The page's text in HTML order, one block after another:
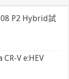
P2 Hybrid試
V e:HEV